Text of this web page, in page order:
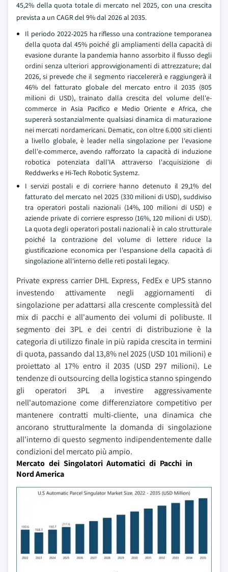
45,2% della quota totale di mercato nel 2025, con una crescita
prevista a un CAGR del 9% dal 2026 al 2035.
Il periodo 2022-2025 ha riflesso una contrazione temporanea
della quota dal 45% poiché gli ampliamenti della capacità di
evasione durante la pandemia hanno assorbito il flusso degli
ordini senza ulteriori approvvigionamenti di attrezzature; dal
2026, si prevede che il segmento riaccelererà e raggiungerà il
46% del fatturato globale del mercato entro il 2035 (805
milioni di USD), trainato dalla crescita del volume dell'e-
commerce in Asia Pacifico e Medio Oriente e Africa, che
supererà sostanzialmente qualsiasi dinamica di maturazione
nei mercati nordamericani. Dematic, con oltre 6.000 siti clienti
a livello globale, è leader nella singolazione per l'evasione
dell'e-commerce, avendo rafforzato la capacità di induzione
robotica potenziata dall'IA attraverso l'acquisizione di
Reddwerks e Hi-Tech Robotic Systemz.
I servizi postali e di corriere hanno detenuto il 29,1% del
fatturato del mercato nel 2025 (330 milioni di USD), suddiviso
tra operatori postali nazionali (14%, 100 milioni di USD) e
aziende private di corriere espresso (16%, 120 milioni di USD).
La quota degli operatori postali nazionali è in calo strutturale
poiché la contrazione del volume di lettere riduce la
giustificazione economica per l'espansione della capacità di
singolazione all'interno delle reti postali legacy.
Private express carrier DHL Express, FedEx e UPS stanno
investendo attivamente negli aggiornamenti di
singolazione per adattarsi alla crescente complessità del
mix di pacchi e all'aumento dei volumi di polibuste. Il
segmento dei 3PL e dei centri di distribuzione è la
categoria di utilizzo finale in più rapida crescita in termini
di quota, passando dal 13,8% nel 2025 (USD 101 milioni) e
proiettato al 17% entro il 2035 (USD 297 milioni). Le
tendenze di outsourcing della logistica stanno spingendo
gli operatori 3PL a investire aggressivamente
nell'automazione come differenziatore competitivo per
mantenere contratti multi-cliente, una dinamica che
ancorano strutturalmente la domanda di singolazione
all'interno di questo segmento indipendentemente dalle
condizioni del mercato più ampio.
Mercato dei Singolatori Automatici di Pacchi in
Nord America